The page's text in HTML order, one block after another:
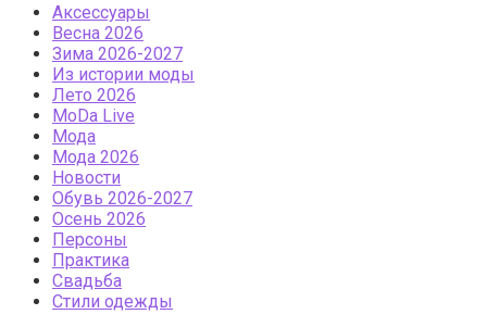
Аксессуары
Весна 2026
Зима 2026-2027
Из истории моды
Лето 2026
МоDа Live
Мода
Мода 2026
Новости
Обувь 2026-2027
Осень 2026
Персоны
Практика
Свадьба
Стили одежды